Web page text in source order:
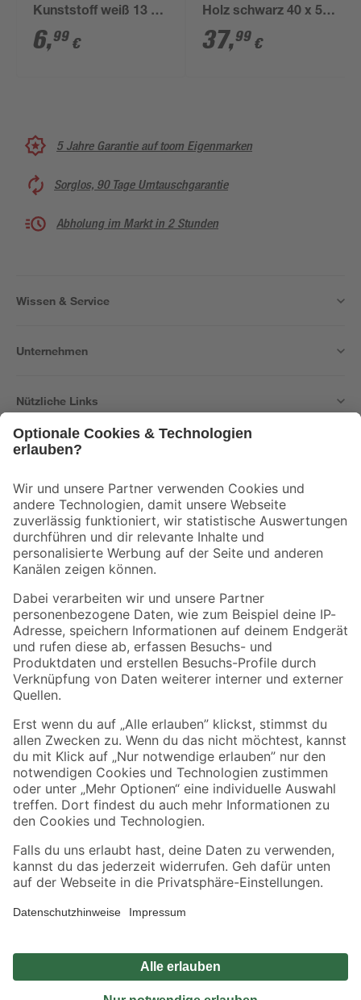
Kunststoff weiß 13 x
18 cm
6,99 €
Holz schwarz 40 x 50
cm
37,99 €
5 Jahre Garantie auf toom Eigenmarken
Sorglos, 90 Tage Umtauschgarantie
Abholung im Markt in 2 Stunden
Wissen & Service
Unternehmen
Nützliche Links
Der toom Newsletter: Keine Angebote und Aktionen mehr verpassen!
Zur Newsletter Anmeldung
Folge uns
Zahlungsarten Versandarten
Sicher einkaufen
Jetzt die toom-App herunterladen
Alle Preisangaben in EUR inkl. gesetzl. MwSt.. Die dargestellten Angebote sind unter
Umständen nicht in allen Märkten verfügbar. Die angegebenen Verfügbarkeiten beziehen
Produkte nur solange der Vorrat reicht.
*Paketversand ab 59 € versandkostenfrei, gilt nicht für Artikel mit Speditionsversand, hier
Privatsphäre Impressum
Nutzungsbedingungen
Widerrufsrecht
Vertrag widerrufen